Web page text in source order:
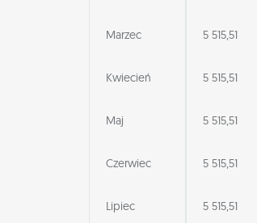
Marzec 5 515,51
Kwiecień 5 515,51
Maj 5 515,51
Czerwiec 5 515,51
Lipiec 5 515,51